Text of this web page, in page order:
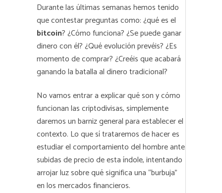
Durante las últimas semanas hemos tenido
que contestar preguntas como: ¿qué es el
bitcoin? ¿Cómo funciona? ¿Se puede ganar
dinero con él? ¿Qué evolución prevéis? ¿Es
momento de comprar? ¿Creéis que acabará
ganando la batalla al dinero tradicional?
No vamos entrar a explicar qué son y cómo
funcionan las criptodivisas, simplemente
daremos un barniz general para establecer el
contexto. Lo que sí trataremos de hacer es
estudiar el comportamiento del hombre ante
subidas de precio de esta índole, intentando
arrojar luz sobre qué significa una “burbuja”
en los mercados financieros.